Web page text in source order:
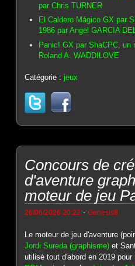
par Chris TURNER
El Caldero Mágico GX par
1986 par Angel GARCIA
Panic! GX par ShaCPC, un
Roland A. WADDILOVE
Catégorie :jeux
Concours de
d'aventure
moteur de jeu
26/06/2026 20:22 -Genesis8
Le moteur de jeu d'aventure
Jordi Sureda (graphisme) et
utilisé tout d'abord en 2019